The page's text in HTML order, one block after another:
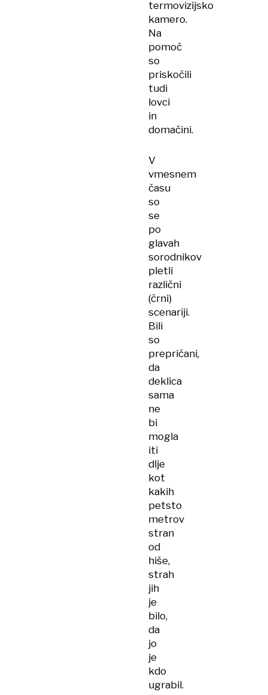
termovizijsko
kamero.
Na
pomoč
so
priskočili
tudi
lovci
in
domačini.
V
vmesnem
času
so
se
po
glavah
sorodnikov
pletli
različni
(črni)
scenariji.
Bili
so
prepričani,
da
deklica
sama
ne
bi
mogla
iti
dlje
kot
kakih
petsto
metrov
stran
od
hiše,
strah
jih
je
bilo,
da
jo
je
kdo
ugrabil.